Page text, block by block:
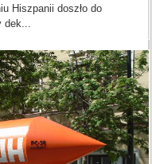
Hiszpanii doszło do